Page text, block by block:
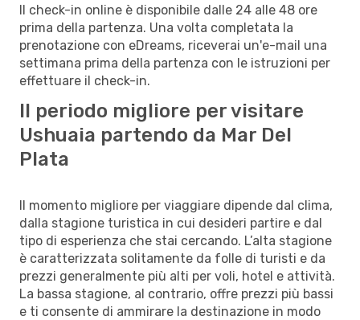
Il check-in online è disponibile dalle 24 alle 48 ore
prima della partenza. Una volta completata la
prenotazione con eDreams, riceverai un'e-mail una
settimana prima della partenza con le istruzioni per
effettuare il check-in.
Il periodo migliore per visitare
Ushuaia partendo da Mar Del
Plata
Il momento migliore per viaggiare dipende dal clima,
dalla stagione turistica in cui desideri partire e dal
tipo di esperienza che stai cercando. L’alta stagione
è caratterizzata solitamente da folle di turisti e da
prezzi generalmente più alti per voli, hotel e attività.
La bassa stagione, al contrario, offre prezzi più bassi
e ti consente di ammirare la destinazione in modo